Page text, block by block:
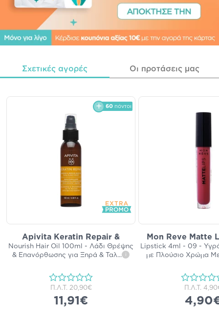
Σχετικές αγορές Οι προτάσεις μας
60 πόντοι
Apivita Keratin Repair &
Nourish Hair Oil 100ml - Λάδι Θρέψης
& Επανόρθωσης για Ξηρά & Ταλ... i
Π.Λ.Τ. 20,90€
11,91€
Mon Reve Matte
Lipstick 4ml - 09 -
με Πλούσιο Χρώμα
Π.Λ.Τ.